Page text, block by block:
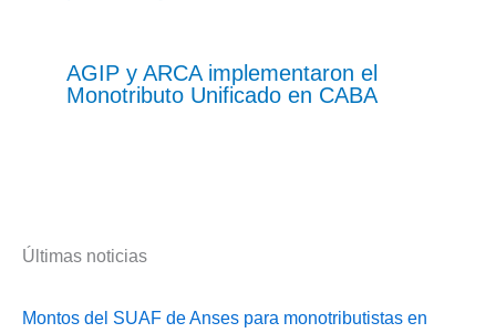
AGIP y ARCA implementaron el
Monotributo Unificado en CABA
Últimas noticias
Montos del SUAF de Anses para monotributistas en